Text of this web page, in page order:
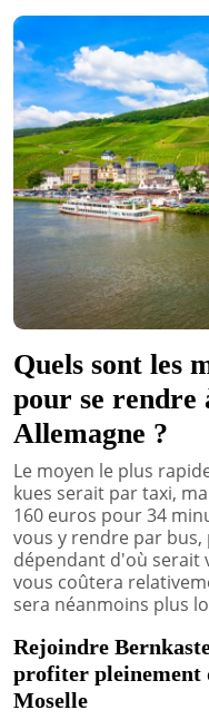
Quels sont les
pour se rendre
Allemagne ?
Le moyen le plus
kues serait par taxi,
160 euros pour 34
vous y rendre par
dépendant d'où serait
vous coûtera
sera néanmoins plus
Rejoindre
profiter pleinement
Moselle